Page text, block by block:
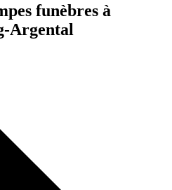
funèbres à
Argental